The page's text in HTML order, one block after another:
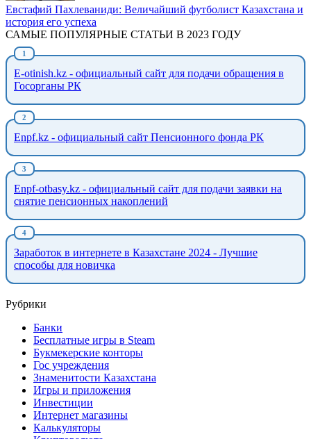
Евстафий Пахлеваниди: Величайший футболист Казахстана и
история его успеха
САМЫЕ ПОПУЛЯРНЫЕ СТАТЬИ В 2023 ГОДУ
E-otinish.kz - официальный сайт для подачи обращения в
Госорганы РК
Enpf.kz - официальный сайт Пенсионного фонда РК
Enpf-otbasy.kz - официальный сайт для подачи заявки на
снятие пенсионных накоплений
Заработок в интернете в Казахстане 2024 - Лучшие
способы для новичка
Рубрики
Банки
Бесплатные игры в Steam
Букмекерские конторы
Гос учреждения
Знаменитости Казахстана
Игры и приложения
Инвестиции
Интернет магазины
Калькуляторы